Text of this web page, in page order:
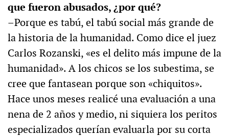
que fueron abusados, ¿por qué?
–Porque es tabú, el tabú social más grande de
la historia de la humanidad. Como dice el juez
Carlos Rozanski, «es el delito más impune de la
humanidad». A los chicos se los subestima, se
cree que fantasean porque son «chiquitos».
Hace unos meses realicé una evaluación a una
nena de 2 años y medio, ni siquiera los peritos
especializados querían evaluarla por su corta